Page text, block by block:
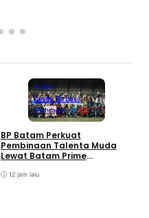
Batam
Berita Terbaru
Olahraga
BP Batam Perkuat
Pembinaan Talenta Muda
Lewat Batam Prime
Football sebagai Festival
12 jam lalu